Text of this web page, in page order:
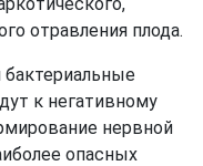
отравления плода.
к негативному
нервной
опасных